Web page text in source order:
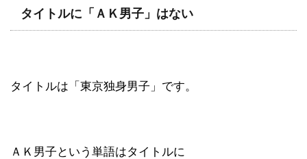
タイトルに「ＡＫ男子」はない
タイトルは「東京独身男子」です。
ＡＫ男子という単語はタイトルに